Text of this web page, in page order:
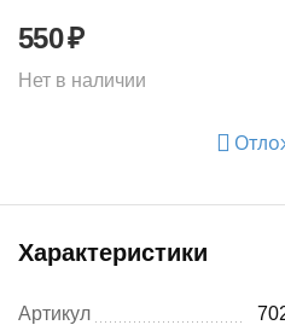
550₽
Нет в наличии
Характеристики
Артикул